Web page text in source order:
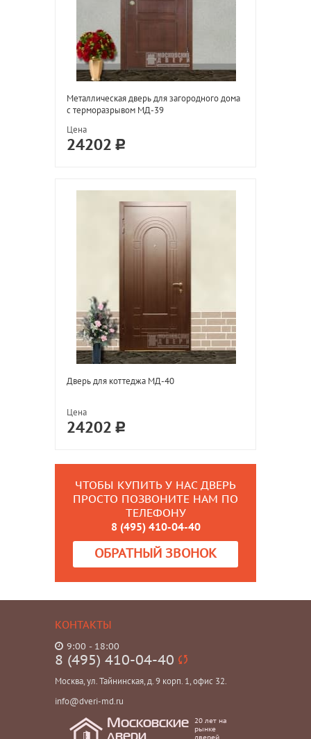
Металлическая дверь для загородного дома
с терморазрывом МД-39
Цена
24202
Дверь для коттеджа МД-40
Цена
24202
ЧТОБЫ КУПИТЬ У НАС ДВЕРЬ
ПРОСТО ПОЗВОНИТЕ НАМ ПО
ТЕЛЕФОНУ
8 (495) 410-04-40
ОБРАТНЫЙ ЗВОНОК
КОНТАКТЫ
9:00 - 18:00
8 (495) 410-04-40
Москва, ул. Тайнинская, д. 9 корп. 1, офис 32.
info@dveri-md.ru
Московские
двери
20 лет на
рынке